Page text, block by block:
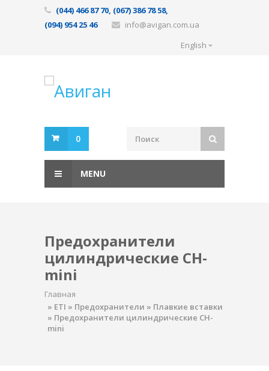
(044) 466 87 70, (067) 386 78 58,
(094) 954 25 46
info@avigan.com.ua
English
0
MENU
Предохранители
цилиндрические CH-
mini
Главная
» ETI » Предохранители » Плавкие вставки
» Предохранители цилиндрические CH-
mini